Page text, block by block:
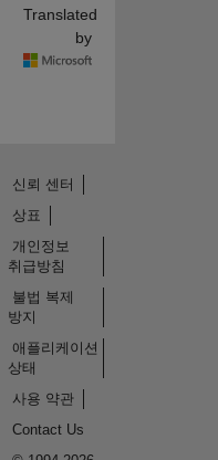
Translated
by
신뢰 센터
상표
개인정보
취급방침
불법 복제
방지
애플리케이션
상태
사용 약관
Contact Us